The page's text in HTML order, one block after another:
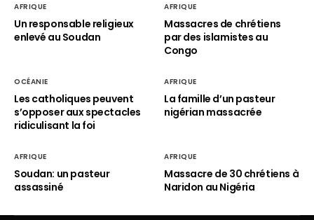
AFRIQUE
Un responsable religieux
enlevé au Soudan
AFRIQUE
Massacres de chrétiens
par des islamistes au
Congo
OCÉANIE
Les catholiques peuvent
s’opposer aux spectacles
ridiculisant la foi
AFRIQUE
La famille d’un pasteur
nigérian massacrée
AFRIQUE
Soudan: un pasteur
assassiné
AFRIQUE
Massacre de 30 chrétiens à
Naridon au Nigéria